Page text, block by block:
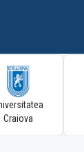
Craiova